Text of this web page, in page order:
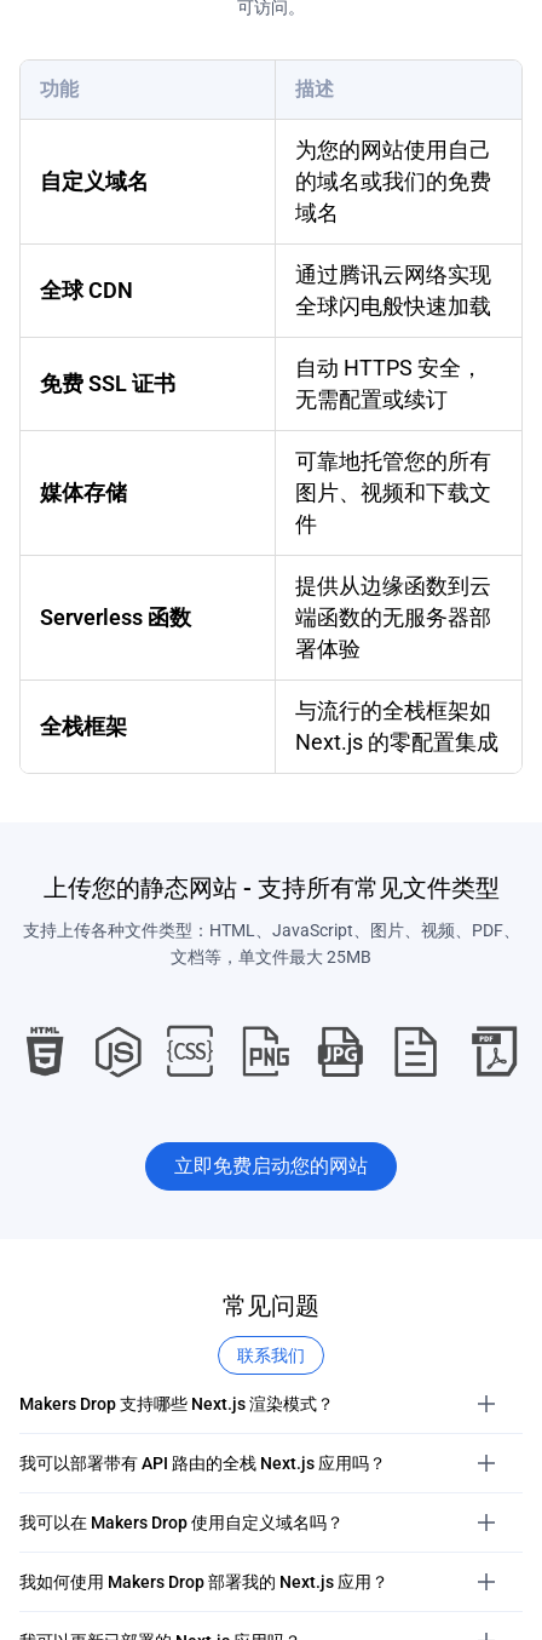
可访问。
功能 描述
自定义域名
为您的网站使用自己
的域名或我们的免费
域名
全球 CDN
通过腾讯云网络实现
全球闪电般快速加载
免费 SSL 证书
自动 HTTPS 安全，
无需配置或续订
媒体存储
可靠地托管您的所有
图片、视频和下载文
件
Serverless 函数
提供从边缘函数到云
端函数的无服务器部
署体验
全栈框架
与流行的全栈框架如
Next.js 的零配置集成
上传您的静态网站 - 支持所有常见文件类型
支持上传各种文件类型：HTML、JavaScript、图片、视频、PDF、
文档等，单文件最大 25MB
立即免费启动您的网站
常见问题
联系我们
Makers Drop 支持哪些 Next.js 渲染模式？
我可以部署带有 API 路由的全栈 Next.js 应用吗？
我可以在 Makers Drop 使用自定义域名吗？
我如何使用 Makers Drop 部署我的 Next.js 应用？